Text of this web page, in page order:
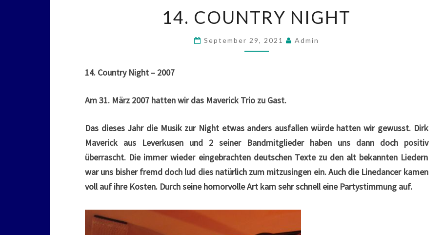
COUNTRY
14. COUNTRY NIGHT
September 29, 2021 Admin
14. Country Night – 2007
Am 31. März 2007 hatten wir das Maverick Trio zu Gast.
Das dieses Jahr die Musik zur Night etwas anders ausfallen würde hatten wir gewusst. Dirk
Maverick aus Leverkusen und 2 seiner Bandmitglieder haben uns dann doch positiv
überrascht. Die immer wieder eingebrachten deutschen Texte zu den alt bekannten Liedern
war uns bisher fremd doch lud dies natürlich zum mitzusingen ein. Auch die Linedancer kamen
voll auf ihre Kosten. Durch seine homorvolle Art kam sehr schnell eine Partystimmung auf.